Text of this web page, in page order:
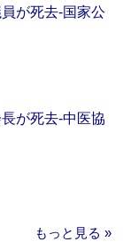
が死去‐国家公
が死去‐中医協
もっと見る »